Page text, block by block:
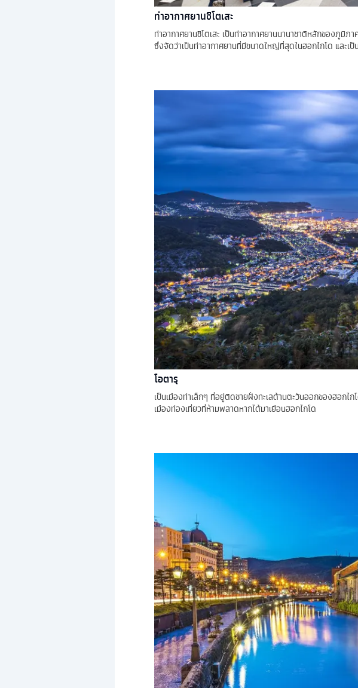
ท่าอากาศยานชิโตเสะ
ท่าอากาศยานชิโตเสะ เป็นท่าอากาศยานนานาชาติหลักของภูมิ
ซึ่งจัดว่าเป็นท่าอากาศยานที่มีขนาดใหญ่ที่สุดในฮอกไกโด และ
โอตารุ
เป็นเมืองท่าเล็กๆ ที่อยู่ติดชายฝั่งทะเลด้านตะวันออกของฮอก
เมืองท่องเที่ยวที่ห้ามพลาดหากได้มาเยือนฮอกไกโด